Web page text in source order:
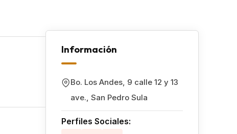
Información
Bo. Los Andes, 9 calle 12 y 13
ave., San Pedro Sula
Perfiles Sociales: